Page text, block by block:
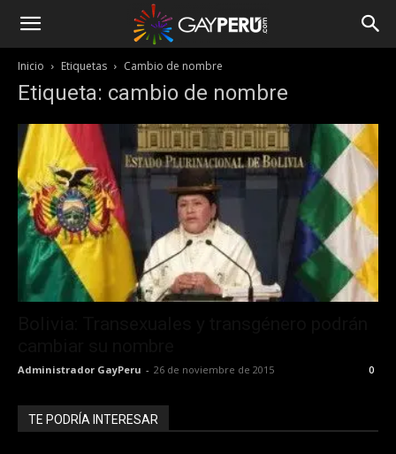
Inicio Etiquetas Cambio de nombre
Etiqueta: cambio de nombre
Administrador GayPeru - 26 de noviembre de 2015 0
TE PODRÍA INTERESAR